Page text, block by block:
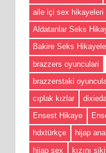
aile içi sex hikayeleri
Aldatanlar Seks
Bakire Seks
brazzers oyunculari
brazzerstaki
cıplak kızlar
Ensest Hikaye
hdxtürkçe
hijap anal
hijap sex
kızını